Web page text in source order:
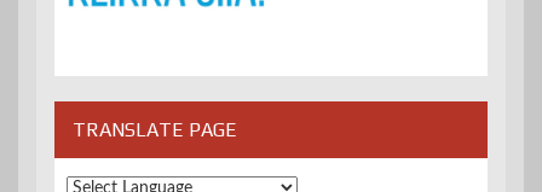
TRANSLATE PAGE